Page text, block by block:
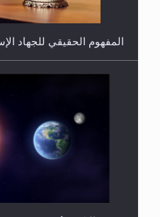
سورة التكوير تُنبئ بزمن
السلام
حقيقة المسيح الدجال